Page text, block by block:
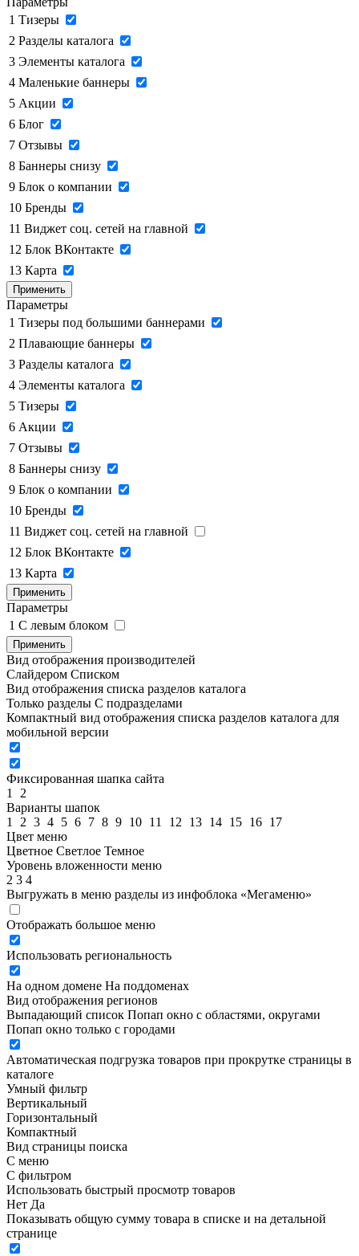
1 Тизеры
2 Разделы каталога
3 Элементы каталога
4 Маленькие баннеры
5 Акции
6 Блог
7 Отзывы
8 Баннеры снизу
9 Блок о компании
10 Бренды
11 Виджет соц. сетей на главной
12 Блок ВКонтакте
13 Карта
Применить
Параметры
1 Тизеры под большими баннерами
2 Плавающие баннеры
3 Разделы каталога
4 Элементы каталога
5 Тизеры
6 Акции
7 Отзывы
8 Баннеры снизу
9 Блок о компании
10 Бренды
11 Виджет соц. сетей на главной
12 Блок ВКонтакте
13 Карта
Применить
Параметры
1 C левым блоком
Применить
Вид отображения производителей
Слайдером Списком
Вид отображения списка разделов каталога
Только разделы С подразделами
Компактный вид отображения списка разделов каталога для
мобильной версии
Фиксированная шапка сайта
1
2
Варианты шапок
1
2 3 4 5 6 7 8 9 10 11 12 13 14 15 16 17
Цвет меню
Цветное Светлое Темное
Уровень вложенности меню
2 3 4
Выгружать в меню разделы из инфоблока «Мегаменю»
Отображать большое меню
Использовать региональность
На одном домене На поддоменах
Вид отображения регионов
Выпадающий список Попап окно c областями, округами
Попап окно только с городами
Автоматическая подгрузка товаров при прокрутке страницы в
каталоге
Умный фильтр
Вертикальный
Горизонтальный
Компактный
Вид страницы поиска
С меню
С фильтром
Использовать быстрый просмотр товаров
Нет Да
Показывать общую сумму товара в списке и на детальной
странице